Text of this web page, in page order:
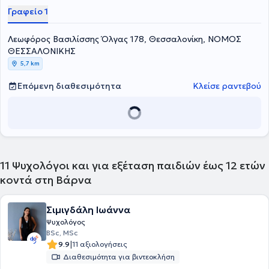
Διαθέτει πολυετή επαγγελματική εμπειρία ως Ψυχολόγος σε
δημόσιους και ιδιωτικούς φορείς, όπως στο ΚΕΔΑΣΥ και σε
Γραφείο 1
Λεωφόρος Βασιλίσσης Όλγας 178, Θεσσαλονίκη, ΝΟΜΟΣ
ΘΕΣΣΑΛΟΝΙΚΗΣ
5,7 km
Επόμενη διαθεσιμότητα Κλείσε ραντεβού
11 Ψυχολόγοι και για εξέταση παιδιών έως 12 ετών
κοντά στη Βάρνα
Σιμιγδάλη Ιωάννα
Ψυχολόγος
BSc, MSc
9.9|11 αξιολογήσεις
Διαθεσιμότητα για βιντεοκλήση